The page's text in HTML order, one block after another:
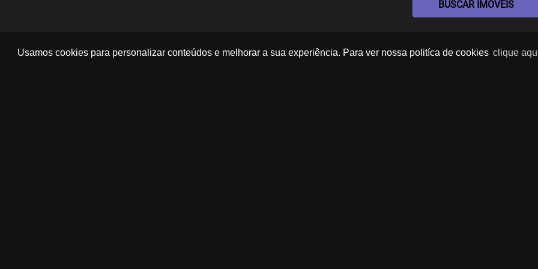
Usamos cookies para personalizar conteúdos e melhorar a sua experiência. Para ver nossa politíca de cookies clique
BUSCAR IMOVEIS